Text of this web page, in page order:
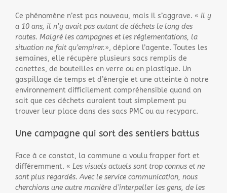
Ce phénomène n’est pas nouveau, mais il s’aggrave. « Il y
a 10 ans, il n’y avait pas autant de déchets le long des
routes. Malgré les campagnes et les réglementations, la
situation ne fait qu’empirer.», déplore l’agente. Toutes les
semaines, elle récupère plusieurs sacs remplis de
canettes, de bouteilles en verre ou en plastique. Un
gaspillage de temps et d’énergie et une atteinte à notre
environnement difficilement compréhensible quand on
sait que ces déchets auraient tout simplement pu
trouver leur place dans des sacs PMC ou au recyparc.
Une campagne qui sort des sentiers battus
Face à ce constat, la commune a voulu frapper fort et
différemment. « Les visuels actuels sont trop connus et ne
sont plus regardés. Avec le service communication, nous
cherchions une autre manière d’interpeller les gens, de les